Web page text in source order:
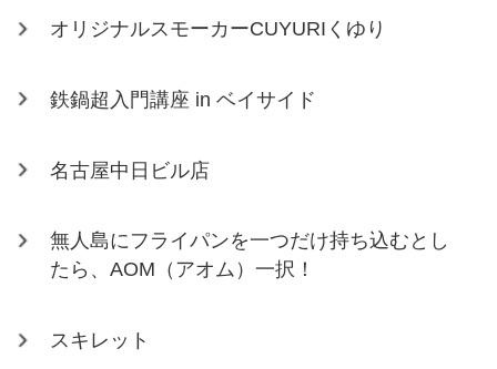
オリジナルスモーカーCUYURIくゆり
鉄鍋超入門講座 in ベイサイド
名古屋中日ビル店
無人島にフライパンを一つだけ持ち込むとし
たら、AOM（アオム）一択！
スキレット